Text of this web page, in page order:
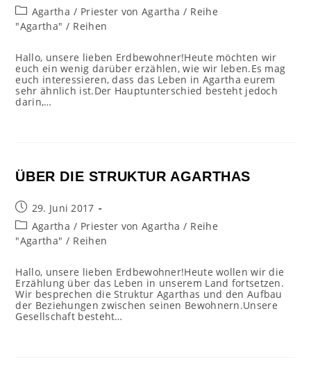
veröffentlicht:
Beitrags-
Kategorie:
Agartha / Priester von Agartha / Reihe
"Agartha" / Reihen
Hallo, unsere lieben Erdbewohner!Heute möchten wir
euch ein wenig darüber erzählen, wie wir leben.Es mag
euch interessieren, dass das Leben in Agartha eurem
sehr ähnlich ist.Der Hauptunterschied besteht jedoch
darin,…
ÜBER DIE STRUKTUR AGARTHAS
Beitrag
veröffentlicht:
29. Juni 2017
Beitrags-
Kategorie:
Agartha / Priester von Agartha / Reihe
"Agartha" / Reihen
Hallo, unsere lieben Erdbewohner!Heute wollen wir die
Erzählung über das Leben in unserem Land fortsetzen.
Wir besprechen die Struktur Agarthas und den Aufbau
der Beziehungen zwischen seinen Bewohnern.Unsere
Gesellschaft besteht…